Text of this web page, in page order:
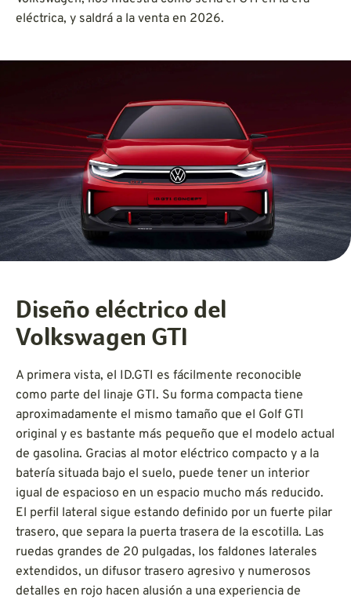
eléctrica, y saldrá a la venta en 2026.
Diseño eléctrico del
Volkswagen GTI
A primera vista, el ID.GTI es fácilmente reconocible
como parte del linaje GTI. Su forma compacta tiene
aproximadamente el mismo tamaño que el Golf GTI
original y es bastante más pequeño que el modelo actual
de gasolina. Gracias al motor eléctrico compacto y a la
batería situada bajo el suelo, puede tener un interior
igual de espacioso en un espacio mucho más reducido.
El perfil lateral sigue estando definido por un fuerte pilar
trasero, que separa la puerta trasera de la escotilla. Las
ruedas grandes de 20 pulgadas, los faldones laterales
extendidos, un difusor trasero agresivo y numerosos
detalles en rojo hacen alusión a una experiencia de